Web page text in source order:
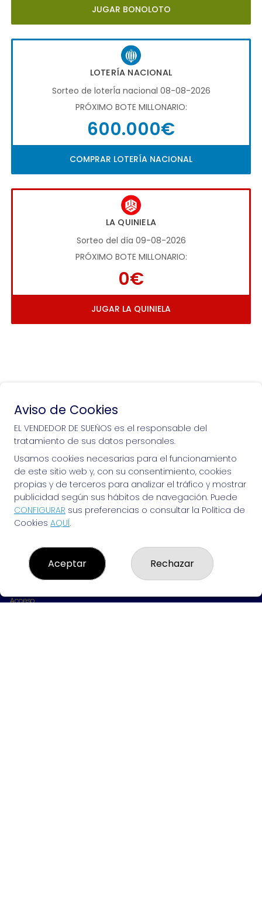
JUGAR BONOLOTO
LOTERÍA NACIONAL
Sorteo de loterÍa nacional 08-08-2026
PRÓXIMO BOTE MILLONARIO:
600.000€
COMPRAR LOTERÍA NACIONAL
LA QUINIELA
Sorteo del día 09-08-2026
PRÓXIMO BOTE MILLONARIO:
0€
JUGAR LA QUINIELA
Si puedes soñarlo, puedes hacerlo, ¡mucha
suerte!
EL VENDEDOR DE SUEÑOS
¿Quiénes somos?
Resultados
Contacto
Empresas
Acceso
Aviso de Cookies
EL VENDEDOR DE SUEÑOS es el responsable del
tratamiento de sus datos personales.
Usamos cookies necesarias para el funcionamiento
de este sitio web y, con su consentimiento, cookies
propias y de terceros para analizar el tráfico y mostrar
publicidad según sus hábitos de navegación. Puede
CONFIGURAR sus preferencias o consultar la Política de
Cookies AQUÍ.
Aceptar Rechazar